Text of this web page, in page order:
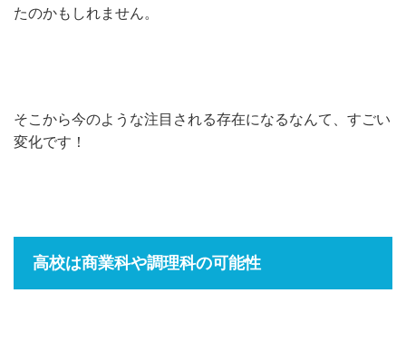
たのかもしれません。
そこから今のような注目される存在になるなんて、すごい
変化です！
高校は商業科や調理科の可能性